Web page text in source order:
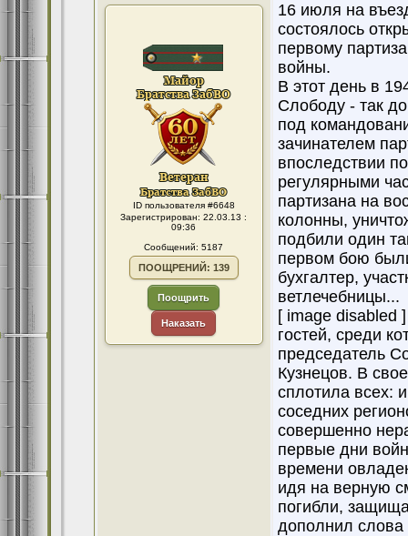
ID пользователя #6648
Зарегистрирован: 22.03.13 :
09:36
Сообщений: 5187
ПООЩРЕНИЙ: 139
Поощрить
Наказать
16 июля на
состоялось
первому
войны.
В этот день в
Слободу - так
под
зачинателем
впоследствии
регулярными
партизана на
колонны,
подбили один
первом бою
бухгалтер,
ветлечебницы...
[ image disabled
гостей, среди
председатель
Кузнецов. В
сплотила всех:
соседних
совершенно
первые дни
времени
идя на верную
погибли,
дополнил слова